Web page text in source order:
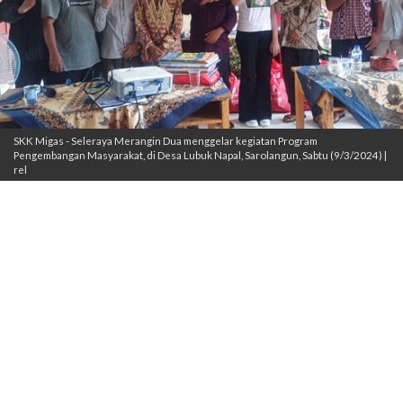
SKK Migas - Seleraya Merangin Dua menggelar kegiatan Program
Pengembangan Masyarakat, di Desa Lubuk Napal, Sarolangun, Sabtu (9/3/2024) |
rel